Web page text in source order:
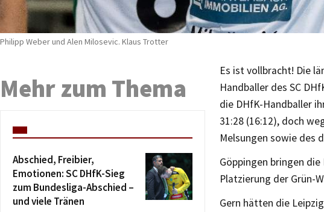
Philipp Weber und Alen Milosevic. Klaus Trotter
Es ist vollbracht! Die
Handballer des SC
die DHfK-Handballer
31:28 (16:12), doch
Melsungen sowie des
Göppingen bringen
Platzierung der Grün-
Gern hätten die
Mehr zum Thema
Abschied, Freibier,
Emotionen: SC DHfK-Sieg
zum Bundesliga-Abschied –
und viele Tränen